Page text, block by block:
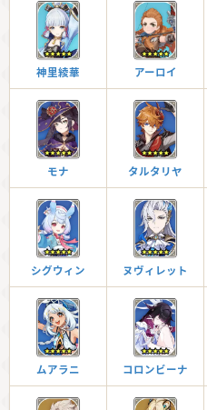
神里綾華 アーロイ
モナ タルタリヤ
シグウィン ヌヴィレット
ムアラニ コロンビーナ